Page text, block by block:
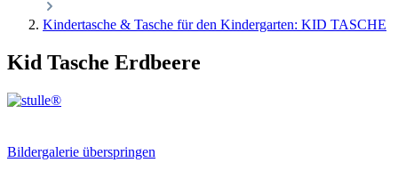
Kindertasche & Tasche für den Kindergarten: KID TASCHE
Kid Tasche Erdbeere
Bildergalerie überspringen